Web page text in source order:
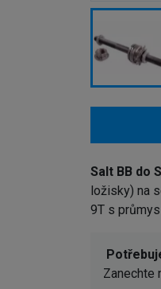
Salt BB do
ložisky) na
9T s
Zanechte